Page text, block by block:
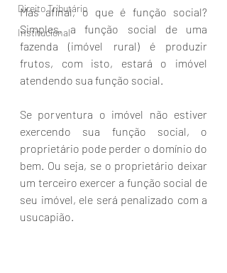
Direito Tributário
Institucional
Mas afinal, o que é função social?
Simples, a função social de uma
fazenda (imóvel rural) é produzir
frutos, com isto, estará o imóvel
atendendo sua função social.
Se porventura o imóvel não estiver
exercendo sua função social, o
proprietário pode perder o domínio do
bem. Ou seja, se o proprietário deixar
um terceiro exercer a função social de
seu imóvel, ele será penalizado com a
usucapião.